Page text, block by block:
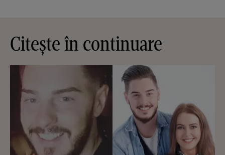
Citește în continuare